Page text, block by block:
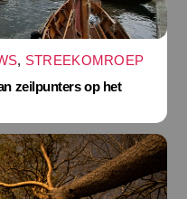
, STREEKOMROEP
zeilpunters op het